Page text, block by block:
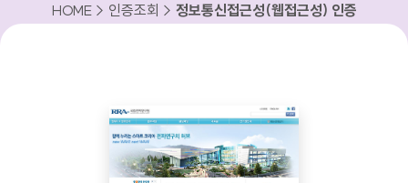
HOME > 인증조회 > 정보통신접근성(웹접근성) 인증